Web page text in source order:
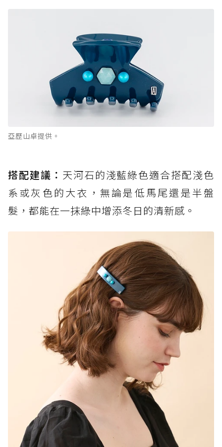
亞歷山卓提供。
搭配建議： 天河石的淺藍綠色適合搭配淺色
系或灰色的大衣，無論是低馬尾還是半盤
髮，都能在一抹綠中增添冬日的清新感。